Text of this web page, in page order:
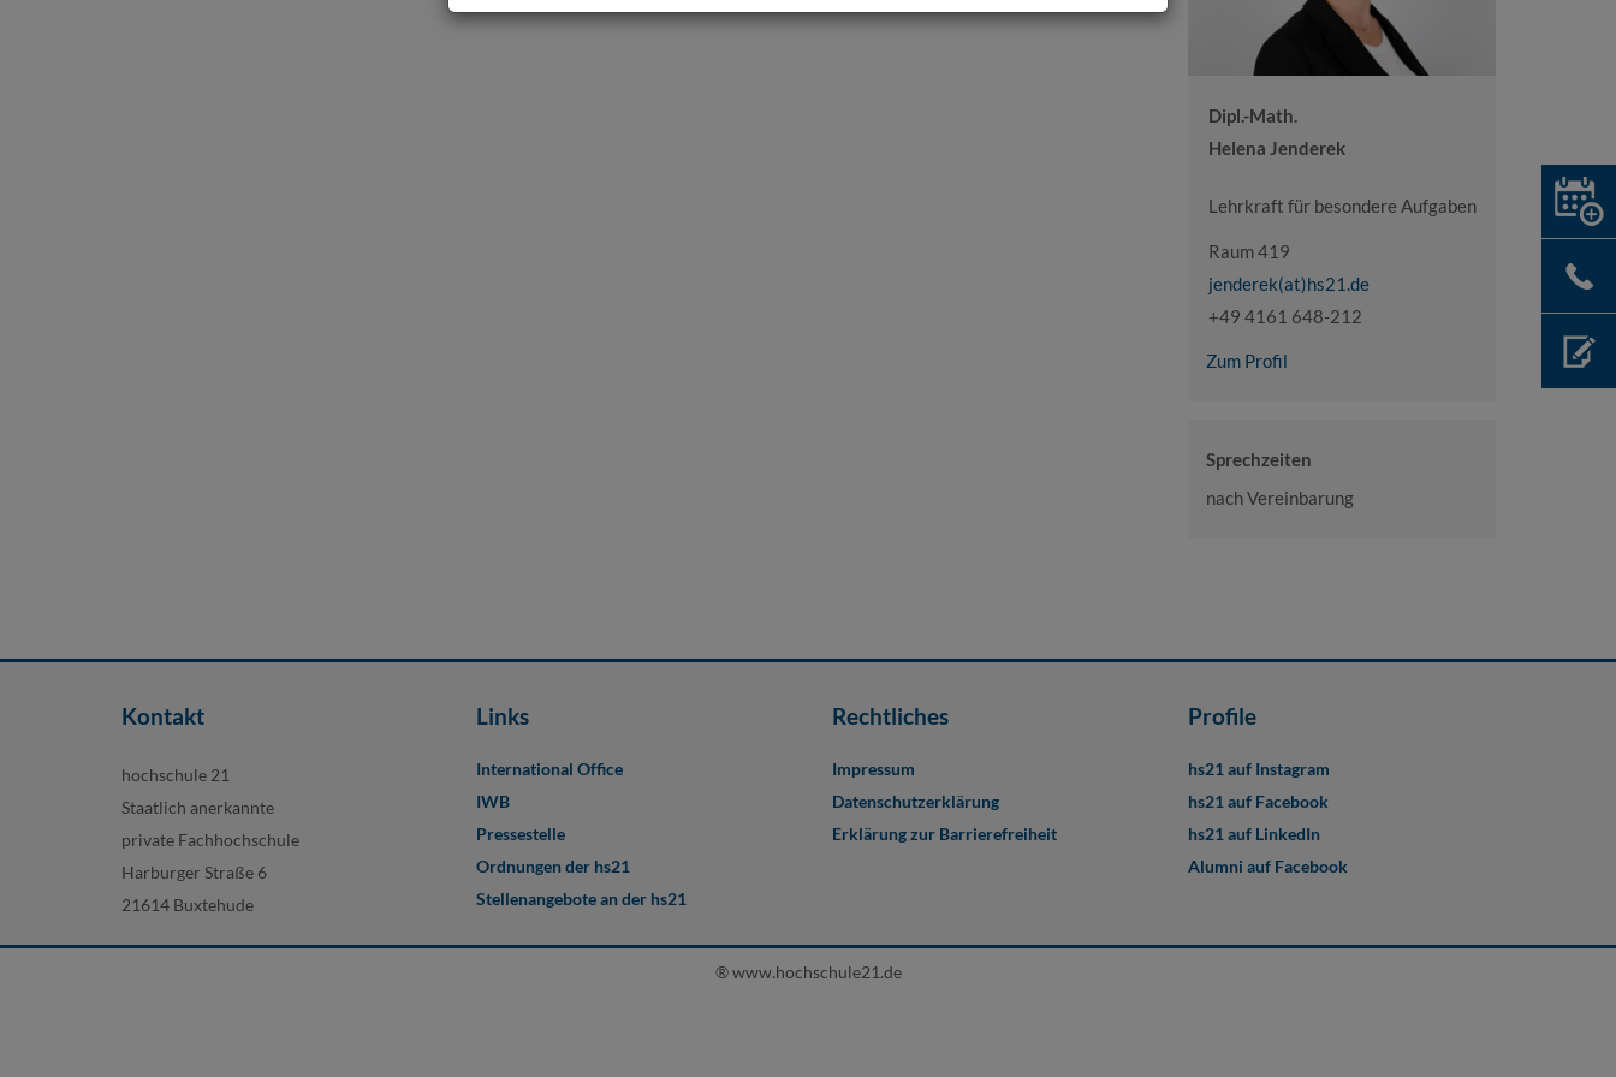
Dipl.-Math.
Helena Jenderek
Lehrkraft für besondere Aufgaben
Raum 419
jenderek(at)hs21.de
+49 4161 648-212
Zum Profil
Sprechzeiten
nach Vereinbarung
Kontakt
hochschule 21
Staatlich anerkannte
private Fachhochschule
Harburger Straße 6
21614 Buxtehude
Links
International Office
IWB
Pressestelle
Ordnungen der hs21
Stellenangebote an der hs21
Rechtliches
Impressum
Datenschutzerklärung
Erklärung zur Barrierefreiheit
Profile
hs21 auf Instagram
hs21 auf Facebook
hs21 auf LinkedIn
Alumni auf Facebook
® www.hochschule21.de